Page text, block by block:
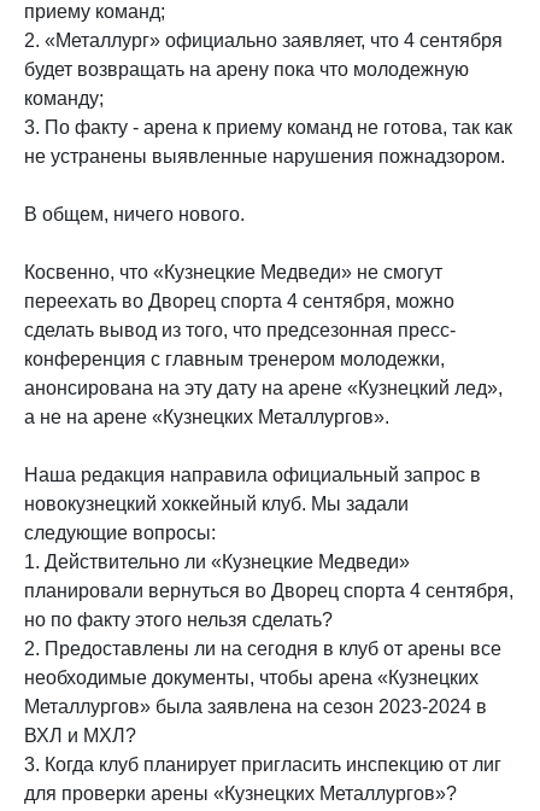
приему команд;
2. «Металлург» официально заявляет, что 4 сентября
будет возвращать на арену пока что молодежную
команду;
3. По факту - арена к приему команд не готова, так как
не устранены выявленные нарушения пожнадзором.
В общем, ничего нового.
Косвенно, что «Кузнецкие Медведи» не смогут
переехать во Дворец спорта 4 сентября, можно
сделать вывод из того, что предсезонная пресс-
конференция с главным тренером молодежки,
анонсирована на эту дату на арене «Кузнецкий лед»,
а не на арене «Кузнецких Металлургов».
Наша редакция направила официальный запрос в
новокузнецкий хоккейный клуб. Мы задали
следующие вопросы:
1. Действительно ли «Кузнецкие Медведи»
планировали вернуться во Дворец спорта 4 сентября,
но по факту этого нельзя сделать?
2. Предоставлены ли на сегодня в клуб от арены все
необходимые документы, чтобы арена «Кузнецких
Металлургов» была заявлена на сезон 2023-2024 в
ВХЛ и МХЛ?
3. Когда клуб планирует пригласить инспекцию от лиг
для проверки арены «Кузнецких Металлургов»?